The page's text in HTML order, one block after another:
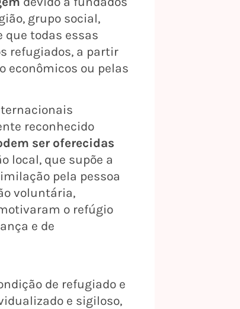
grupo social,
que todas essas
refugiados, a partir
econômicos ou pelas
reconhecido
ser oferecidas
local, que supõe a
pela pessoa
voluntária,
o refúgio
e de
de refugiado e
e sigiloso,